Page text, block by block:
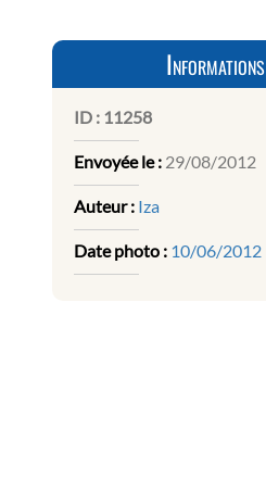
Informations
ID : 11258
Envoyée le : 29/08/2012
Auteur : Iza
Date photo : 10/06/2012